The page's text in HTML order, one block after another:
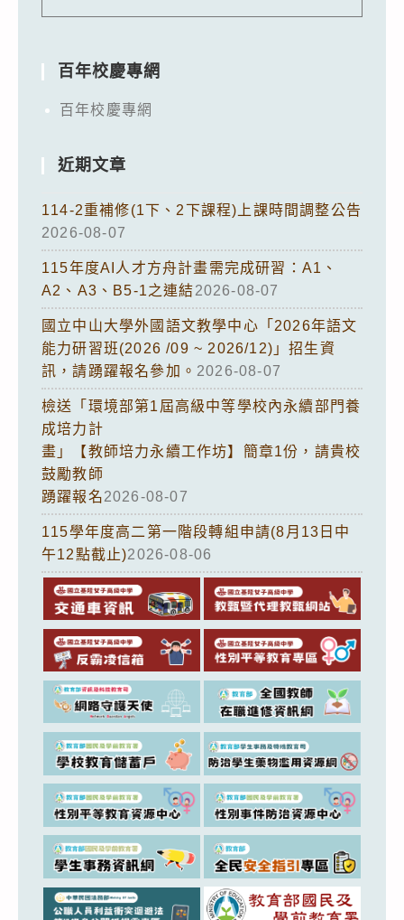
百年校慶專網
百年校慶專網
近期文章
114-2重補修(1下、2下課程)上課時間調整公告
2026-08-07
115年度AI人才方舟計畫需完成研習：A1、
A2、A3、B5-1之連結2026-08-07
國立中山大學外國語文教學中心「2026年語文
能力研習班(2026 /09 ~ 2026/12)」招生資
訊，請踴躍報名參加。 2026-08-07
檢送「環境部第1屆高級中等學校內永續部門養
成培力計
畫」【教師培力永續工作坊】簡章1份，請貴校
鼓勵教師
踴躍報名2026-08-07
115學年度高二第一階段轉組申請(8月13日中
午12點截止)2026-08-06